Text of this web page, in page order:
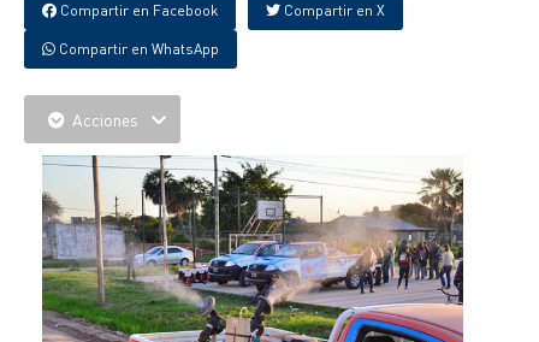
Compartir en Facebook Compartir en X
Compartir en WhatsApp
Acciones